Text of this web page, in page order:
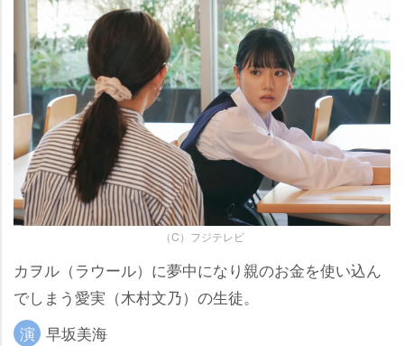
（C）フジテレビ
カヲル（ラウール）に夢中になり親のお金を使い込ん
でしまう愛実（木村文乃）の生徒。
演 早坂美海